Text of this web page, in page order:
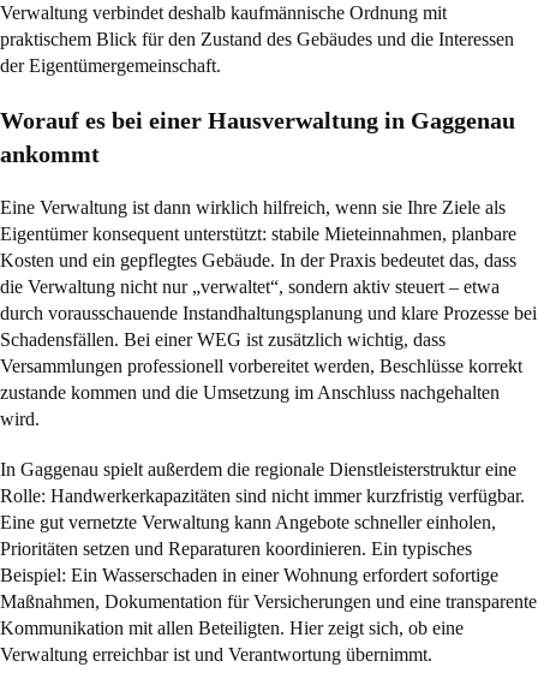
Verwaltung verbindet deshalb kaufmännische Ordnung mit
praktischem Blick für den Zustand des Gebäudes und die Interessen
der Eigentümergemeinschaft.
Worauf es bei einer Hausverwaltung in Gaggenau
ankommt
Eine Verwaltung ist dann wirklich hilfreich, wenn sie Ihre Ziele als
Eigentümer konsequent unterstützt: stabile Mieteinnahmen, planbare
Kosten und ein gepflegtes Gebäude. In der Praxis bedeutet das, dass
die Verwaltung nicht nur „verwaltet“, sondern aktiv steuert – etwa
durch vorausschauende Instandhaltungsplanung und klare Prozesse bei
Schadensfällen. Bei einer WEG ist zusätzlich wichtig, dass
Versammlungen professionell vorbereitet werden, Beschlüsse korrekt
zustande kommen und die Umsetzung im Anschluss nachgehalten
wird.
In Gaggenau spielt außerdem die regionale Dienstleisterstruktur eine
Rolle: Handwerkerkapazitäten sind nicht immer kurzfristig verfügbar.
Eine gut vernetzte Verwaltung kann Angebote schneller einholen,
Prioritäten setzen und Reparaturen koordinieren. Ein typisches
Beispiel: Ein Wasserschaden in einer Wohnung erfordert sofortige
Maßnahmen, Dokumentation für Versicherungen und eine transparente
Kommunikation mit allen Beteiligten. Hier zeigt sich, ob eine
Verwaltung erreichbar ist und Verantwortung übernimmt.